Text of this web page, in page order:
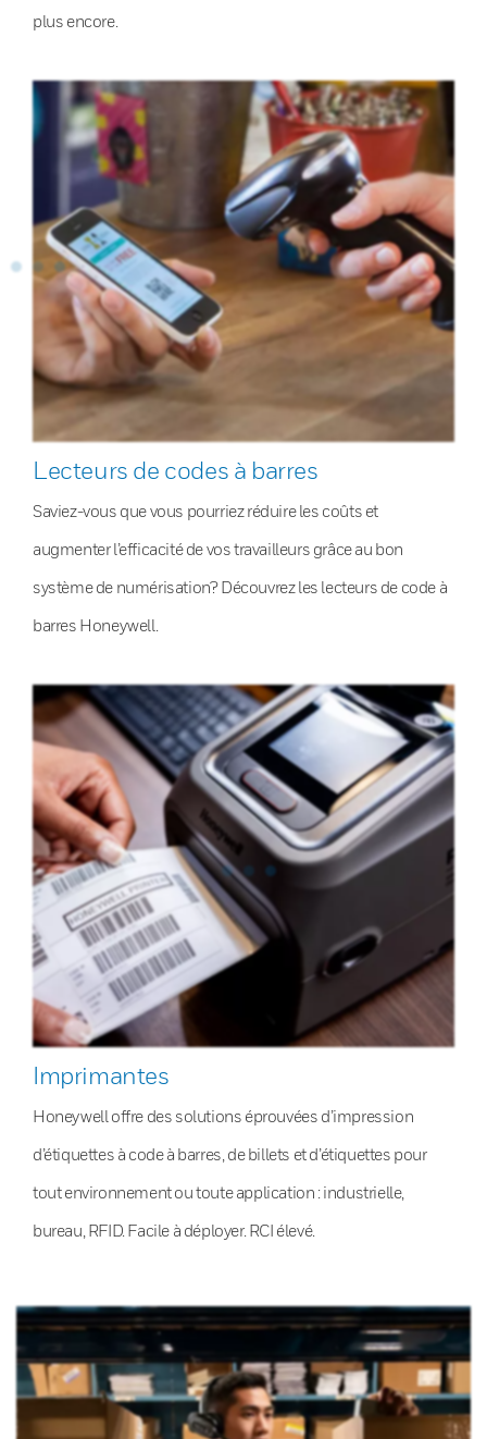
plus encore.
Lecteurs de codes à barres
Saviez-vous que vous pourriez réduire les coûts et
augmenter l’efficacité de vos travailleurs grâce au bon
système de numérisation? Découvrez les lecteurs de code à
barres Honeywell.
Imprimantes
Honeywell offre des solutions éprouvées d’impression
d’étiquettes à code à barres, de billets et d’étiquettes pour
tout environnement ou toute application : industrielle,
bureau, RFID. Facile à déployer. RCI élevé.